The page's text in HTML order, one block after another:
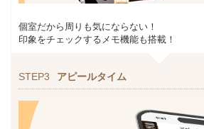
個室だから周りも気にならない！
印象をチェックするメモ機能も搭載！
STEP3 アピールタイム